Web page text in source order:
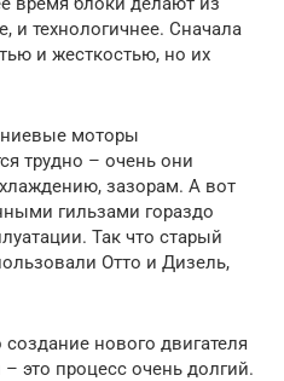
и технологичнее. Сначала
и жесткостью, но их
моторы
трудно – очень они
зазорам. А вот
гильзами гораздо
Так что старый
Отто и Дизель,
нового двигателя
это процесс очень долгий.